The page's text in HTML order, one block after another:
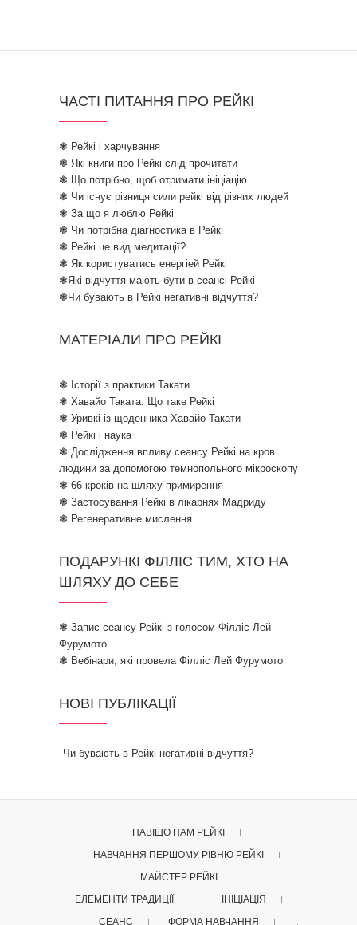
ЧАСТІ ПИТАННЯ ПРО РЕЙКІ
❃ Рейкі і харчування
❃ Які книги про Рейкі слід прочитати
❃ Що потрібно, щоб отримати ініціацію
❃ Чи існує різниця сили рейкі від різних людей
❃ За що я люблю Рейкі
❃ Чи потрібна діагностика в Рейкі
❃ Рейкі це вид медитації?
❃ Як користуватись енергіей Рейкі
❃Які відчуття мають бути в сеансі Рейкі
❃Чи бувають в Рейкі негативні відчуття?
МАТЕРІАЛИ ПРО РЕЙКІ
❃ Історії з практики Такати
❃ Хавайо Таката. Що таке Рейкі
❃ Уривкі із щоденника Хавайо Такати
❃ Рейкі і наука
❃ Дослідження впливу сеансу Рейкі на кров
людини за допомогою темнопольного мікроскопу
❃ 66 кроків на шляху примирення
❃ Застосування Рейкі в лікарнях Мадриду
❃ Регенеративне мислення
ПОДАРУНКІ ФІЛЛІС ТИМ, ХТО НА
ШЛЯХУ ДО СЕБЕ
❃ Запис сеансу Рейкі з голосом Філліс Лей
Фурумото
❃ Вебінари, які провела Філліс Лей Фурумото
НОВІ ПУБЛІКАЦІЇ
Чи бувають в Рейкі негативні відчуття?
НАВІЩО НАМ РЕЙКІ
НАВЧАННЯ ПЕРШОМУ РІВНЮ РЕЙКІ
МАЙСТЕР РЕЙКІ
ЕЛЕМЕНТИ ТРАДИЦІЇ
ІНІЦІАЦІЯ
СЕАНС
ФОРМА НАВЧАННЯ